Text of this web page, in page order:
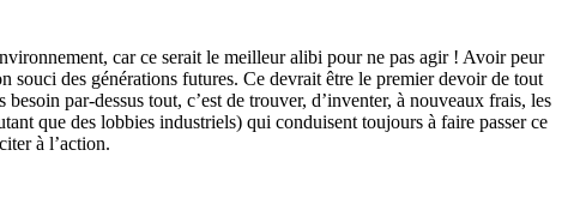
car ce serait le meilleur alibi pour ne pas agir ! Avoir peur
souci des générations futures. Ce devrait être le premier devoir de tout
par-dessus tout, c’est de trouver, d’inventer, à nouveaux frais, les
que des lobbies industriels) qui conduisent toujours à faire passer ce
à l’action.